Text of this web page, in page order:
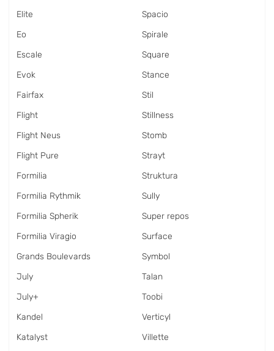
Elite
Eo
Escale
Evok
Fairfax
Flight
Flight Neus
Flight Pure
Formilia
Formilia Rythmik
Formilia Spherik
Formilia Viragio
Grands Boulevards
July
July+
Kandel
Katalyst
Spacio
Spirale
Square
Stance
Stil
Stillness
Stomb
Strayt
Struktura
Sully
Super repos
Surface
Symbol
Talan
Toobi
Verticyl
Villette